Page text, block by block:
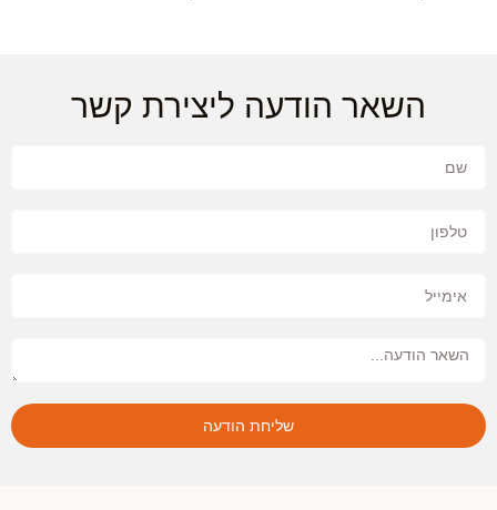
השאר הודעה ליצירת קשר
שליחת הודעה